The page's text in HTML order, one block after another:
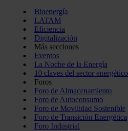
Bioenergía
LATAM
Eficiencia
Digitalización
Más secciones
Eventos
La Noche de la Energía
10 claves del sector energético
Foros
Foro de Almacenamiento
Foro de Autoconsumo
Foro de Movilidad Sostenible
Foro de Transición Energética
Foro Industrial